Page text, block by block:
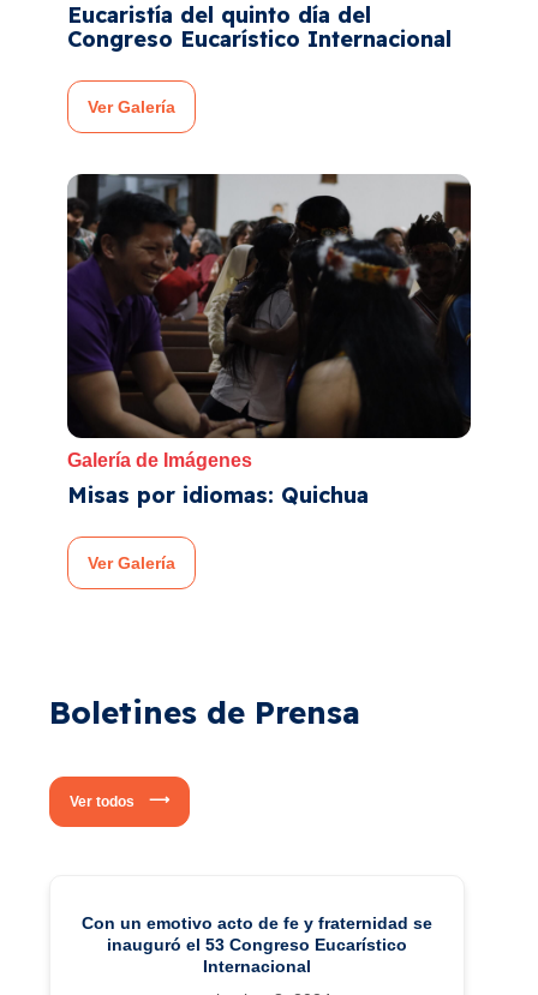
Eucaristía del quinto día del
Congreso Eucarístico Internacional
Ver Galería
Galería de Imágenes
Misas por idiomas: Quichua
Ver Galería
Boletines de Prensa
Ver todos
Con un emotivo acto de fe y fraternidad se
inauguró el 53 Congreso Eucarístico
Internacional